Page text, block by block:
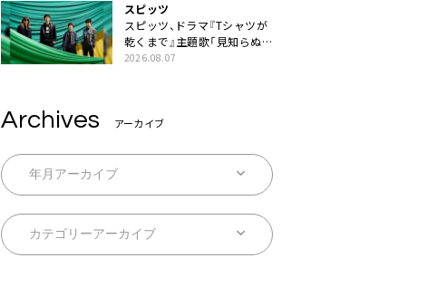
スピッツ
スピッツ、ドラマ『Tシャツが
乾くまで』主題歌「見知らぬ
糸」本日配信。ドラマとのSP
2026.08.07
Archives アーカイブ